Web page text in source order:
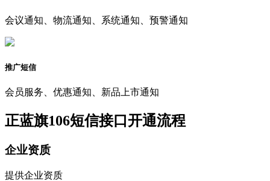
会议通知、物流通知、系统通知、预警通知
推广短信
会员服务、优惠通知、新品上市通知
正蓝旗106短信接口开通流程
企业资质
提供企业资质